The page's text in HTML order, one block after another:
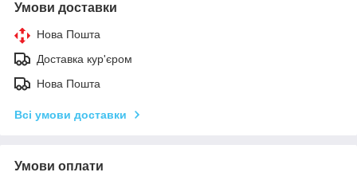
Умови доставки
Нова Пошта
Доставка кур'єром
Нова Пошта
Всі умови доставки
Умови оплати